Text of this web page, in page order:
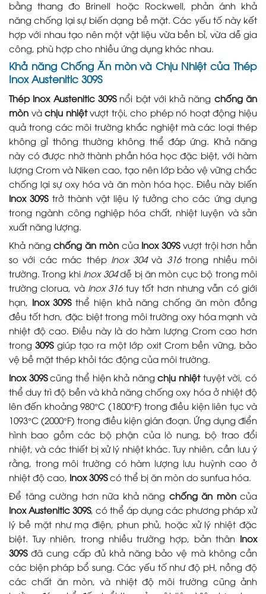
bằng thang đo Brinell hoặc Rockwell, phản ánh khả
năng chống lại sự biến dạng bề mặt. Các yếu tố này kết
hợp với nhau tạo nên một vật liệu vừa bền bỉ, vừa dễ gia
công, phù hợp cho nhiều ứng dụng khác nhau.
Khả năng Chống Ăn mòn và Chịu Nhiệt của Thép
Inox Austenitic 309S
Thép Inox Austenitic 309Snổi bật với khả năng chống ăn
mòn vàchịu nhiệtvượt trội, cho phép nó hoạt động hiệu
quả trong các môi trường khắc nghiệt mà các loại thép
không gỉ thông thường không thể đáp ứng. Khả năng
này có được nhờ thành phần hóa học đặc biệt, với hàm
lượng Crom và Niken cao, tạo nên lớp bảo vệ vững chắc
chống lại sự oxy hóa và ăn mòn hóa học. Điều này biến
Inox 309Strở thành vật liệu lý tưởng cho các ứng dụng
trong ngành công nghiệp hóa chất, nhiệt luyện và sản
xuất năng lượng.
Khả năngchống ăn mòncủa Inox 309Svượt trội hơn hẳn
so với các mác thép Inox 304và 316trong nhiều môi
trường. Trong khi Inox 304dễ bị ăn mòn cục bộ trong môi
trường clorua, và Inox 316tuy tốt hơn nhưng vẫn có giới
hạn, Inox 309Sthể hiện khả năng chống ăn mòn đồng
đều tốt hơn, đặc biệt trong môi trường oxy hóa mạnh và
nhiệt độ cao. Điều này là do hàm lượng Crom cao hơn
trong309Sgiúp tạo ra một lớp oxit Crom bền vững, bảo
vệ bề mặt thép khỏi tác động của môi trường.
Inox 309Scũng thể hiện khả năngchịu nhiệttuyệt vời, có
thể duy trì độ bền và khả năng chống oxy hóa ở nhiệt độ
lên đến khoảng 980°C (1800°F) trong điều kiện liên tục và
1093°C (2000°F) trong điều kiện gián đoạn. Ứng dụng điển
hình bao gồm các bộ phận của lò nung, bộ trao đổi
nhiệt, và các thiết bị xử lý nhiệt khác. Tuy nhiên, cần lưu ý
rằng, trong môi trường có hàm lượng lưu huỳnh cao ở
nhiệt độ cao, Inox 309Scó thể bị ăn mòn do sunfua hóa.
Để tăng cường hơn nữa khả năng chống ăn mòncủa
Inox Austenitic 309S, có thể áp dụng các phương pháp xử
lý bề mặt như mạ điện, phun phủ, hoặc xử lý nhiệt đặc
biệt. Tuy nhiên, trong nhiều trường hợp, bản thân Inox
309Sđã cung cấp đủ khả năng bảo vệ mà không cần
các biện pháp bổ sung. Các yếu tố như độ pH, nồng độ
các chất ăn mòn, và nhiệt độ môi trường cũng ảnh